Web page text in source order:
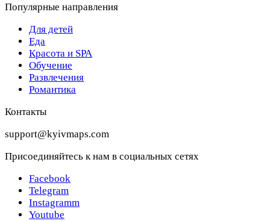
Популярные направления
Для детей
Еда
Красота и SPA
Обучение
Развлечения
Романтика
Контакты
support@kyivmaps.com
Присоединяйтесь к нам в социальных сетях
Facebook
Telegram
Instagramm
Youtube